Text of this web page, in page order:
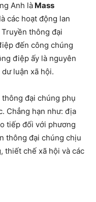
Anh là Mass
các hoạt động lan
thông đại
đến công chúng
điệp ấy là nguyên
luận xã hội.
đại chúng phụ
Chẳng hạn như: địa
tiếp đối với phương
thông đại chúng chịu
thiết chế xã hội và các